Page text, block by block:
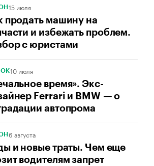
15 июля
продать машину на
и избежать проблем.
с юристами
10 июля
время». Экс-
Ferrari и BMW — о
автопрома
6 августа
и новые траты. Чем еще
водителям запрет